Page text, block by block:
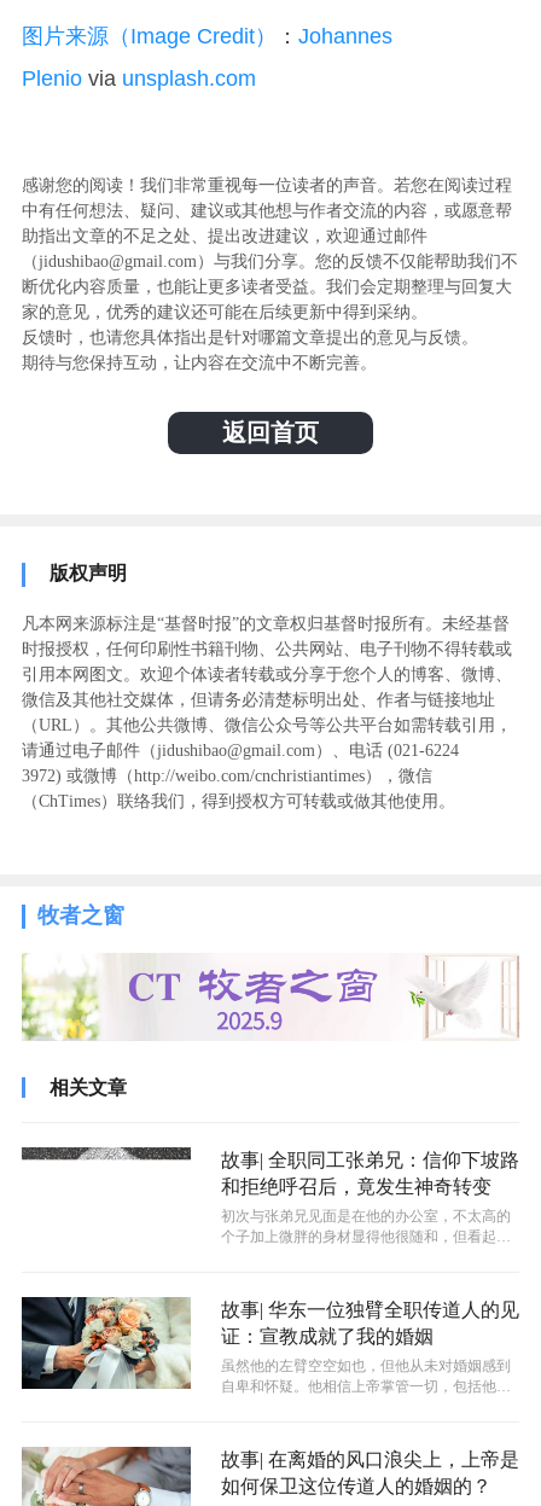
图片来源（Image Credit） ： Johannes
Pleniovia unsplash.com
感谢您的阅读！我们非常重视每一位读者的声音。若您在阅读过程
中有任何想法、疑问、建议或其他想与作者交流的内容，或愿意帮
助指出文章的不足之处、提出改进建议，欢迎通过邮件
（jidushibao@gmail.com）与我们分享。您的反馈不仅能帮助我们不
断优化内容质量，也能让更多读者受益。我们会定期整理与回复大
家的意见，优秀的建议还可能在后续更新中得到采纳。
反馈时，也请您具体指出是针对哪篇文章提出的意见与反馈。
期待与您保持互动，让内容在交流中不断完善。
返回首页
版权声明
凡本网来源标注是“基督时报”的文章权归基督时报所有。未经基督
时报授权，任何印刷性书籍刊物、公共网站、电子刊物不得转载或
引用本网图文。欢迎个体读者转载或分享于您个人的博客、微博、
微信及其他社交媒体，但请务必清楚标明出处、作者与链接地址
（URL）。其他公共微博、微信公众号等公共平台如需转载引用，
请通过电子邮件（jidushibao@gmail.com）、电话 (021-6224
3972) ‬或微博（http://weibo.com/cnchristiantimes），微信
（ChTimes）联络我们，得到授权方可转载或做其他使用。
牧者之窗
相关文章
故事| 全职同工张弟兄：信仰下坡路
和拒绝呼召后，竟发生神奇转变
初次与张弟兄见面是在他的办公室，不太高的
个子加上微胖的身材显得他很随和，但看起来
故事| 华东一位独臂全职传道人的见
证：宣教成就了我的婚姻
虽然他的左臂空空如也，但他从未对婚姻感到
自卑和怀疑。他相信上帝掌管一切，包括他的
故事| 在离婚的风口浪尖上，上帝是
如何保卫这位传道人的婚姻的？